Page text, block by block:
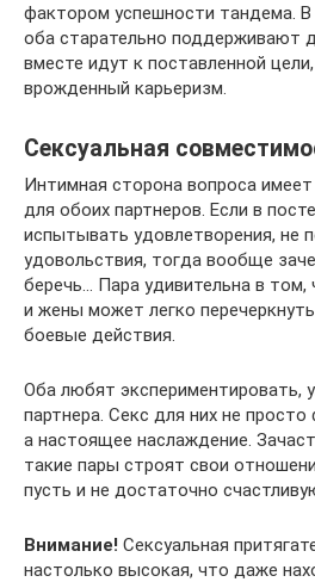
фактором успешности тандема. В
оба старательно поддерживают
вместе идут к поставленной
врожденный карьеризм.
Сексуальная
Интимная сторона вопроса
для обоих партнеров. Если в
испытывать удовлетворения, не
удовольствия, тогда вообще
беречь… Пара удивительна в
и жены может легко
боевые действия.
Оба любят экспериментировать,
партнера. Секс для них не просто
а настоящее наслаждение.
такие пары строят свои
пусть и не достаточно
Внимание! Сексуальная
настолько высокая, что даже